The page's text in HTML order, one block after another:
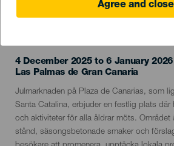
Agree and close
4 December 2025 to 6 January 2026
Localidad
Las Palmas de Gran Canaria
Descripción
del
evento
Julmarknaden på Plaza de Canarias, som
Santa Catalina, erbjuder en festlig plats där
och aktiviteter för alla åldrar möts. Området
stånd, säsongsbetonade smaker och